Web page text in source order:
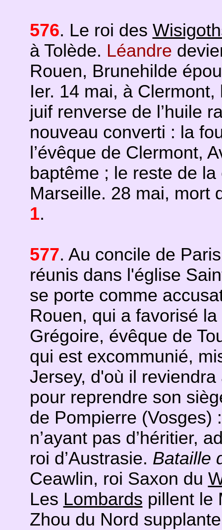
576. Le roi des
à Tolède. Léandre
Rouen, Brunehilde
Ier. 14 mai, à Clermont,
juif renverse de l’huile
nouveau converti : la
l’évêque de Clermont,
baptême ; le reste de
Marseille. 28 mai, mort
1.
577. Au concile de
réunis dans l'église
se porte comme
Rouen, qui a favorisé
Grégoire, évêque de
qui est excommunié,
Jersey, d'où il
pour reprendre son
de Pompierre (Vosges)
n’ayant pas d’héritier,
roi d’Austrasie. Bataille
Ceawlin, roi Saxon du
Les Lombards pillent le
Zhou du Nord